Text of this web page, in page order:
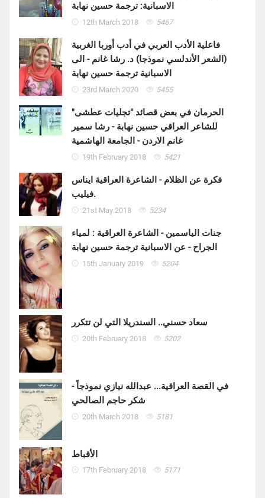
الاسبانية: ترجمة حسين نهابة
12th March 2018 5467
فاعلية الأدب العربي في أدب أوربا الغربية
(الشعر الأندلسي نموذجا) د. رشا غانم - الى
الاسبانية ترجمة حسين نهابة
23rd March 2020 5455
الحرمان في بعض قصائد "تجليات عطشى"
للشاعر العراقي حسين نهابة - رشا سمير
غانم الاردن - الجامعة الهاشمية
19th February 2018 5421
فكرة عن الظلام - الشاعرة العراقية ايناس
فيليب.
21st May 2018 5234
جنات الياسمين - الشاعرة العراقية : لمياء
الجراح - عن الاسبانية ترجمة حسين نهابة
15th January 2019 5204
سعاد حسني.. السندريلا التي لن تتكرر
20th February 2018 5202
في القصة العراقية... عبدالله نيازي نموذجاً -
شكر حاجم الصالحي
20th March 2018 5181
الأقباط
17th February 2018 5171